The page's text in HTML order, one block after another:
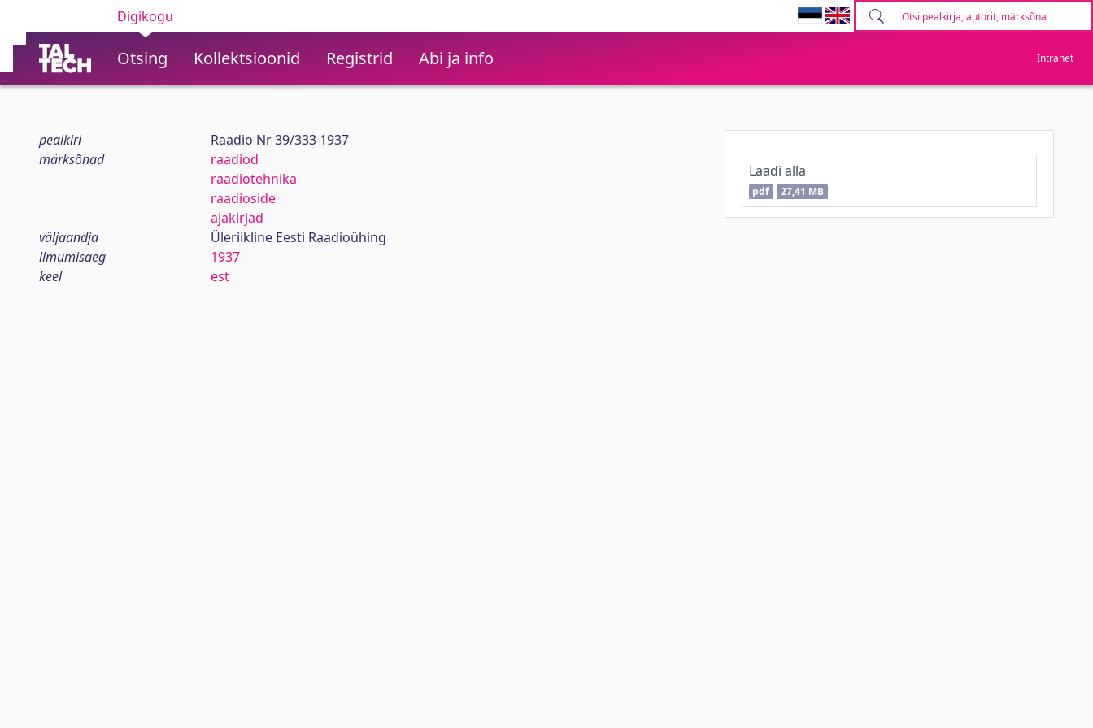
Digikogu
Otsing Kollektsioonid Registrid Abi ja info Intranet
pealkiri
Raadio Nr 39/333 1937
märksõnad
raadiod
raadiotehnika
raadioside
ajakirjad
väljaandja
Üleriikline Eesti Raadioühing
ilmumisaeg
1937
keel
est
Laadi alla
pdf 27,41 MB